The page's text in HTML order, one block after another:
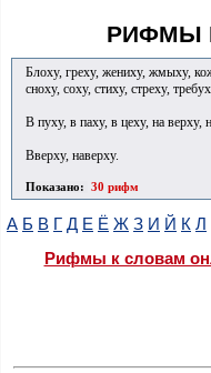
РИФМЫ
Блоху, греху, жениху, жмыху,
сноху, соху, стиху, стреху,
В пуху, в паху, в цеху, на верху,
Вверху, наверху.
Показано: 30 рифм
А Б В Г Д Е Ё Ж З И Й К Л
Рифмы к словам